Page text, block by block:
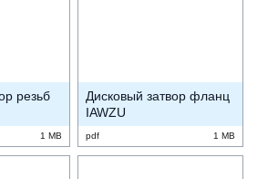
резьб
1 MB
Дисковый затвор фланц
IAWZU
pdf 1 MB